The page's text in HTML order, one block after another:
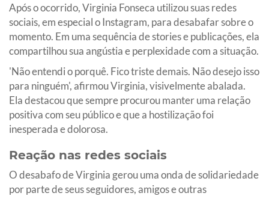
Após o ocorrido, Virginia Fonseca utilizou suas redes
sociais, em especial o Instagram, para desabafar sobre o
momento. Em uma sequência de stories e publicações, ela
compartilhou sua angústia e perplexidade com a situação.
'Não entendi o porquê. Fico triste demais. Não desejo isso
para ninguém', afirmou Virginia, visivelmente abalada.
Ela destacou que sempre procurou manter uma relação
positiva com seu público e que a hostilização foi
inesperada e dolorosa.
Reação nas redes sociais
O desabafo de Virginia gerou uma onda de solidariedade
por parte de seus seguidores, amigos e outras